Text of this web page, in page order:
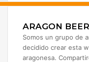
ARAGON
Somos un grupo de
decidido crear esta
aragonesa.